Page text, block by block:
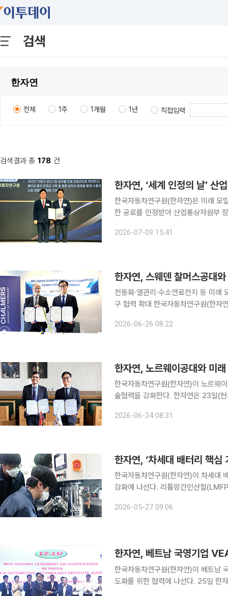
검색
전체 1주 1개월 1년 직접입력
검색결과 총 178 건
한국자동차연구원(한자연)은 미래 모
한 공로를 인정받아 산업통상자원부 장관 표창을
인정의 날은 산업통상자원부 국가기
2026-07-09 15:41
한자연, 스웨덴 찰머스공대
전동화·열관리·수소연료전지 등 미
구 협력 확대 한국자동차연구원(한자연)이 스웨덴 찰머스공과대학교와 미래 모빌리티 핵심기술 공
전지, 열관리 등 차세대 친환경차 핵
2026-06-26 08:22
한자연, 노르웨이공대와 미
한국자동차연구원(한자연)이 노르웨
술협력을 강화한다. 한자연은 23일(현지시간) 노르웨이 트론헤임 소재 노르웨이공대에서 진종욱 원
했다고 밝혔다. 노르웨이공
2026-06-24 08:31
한자연, ‘차세대 배터리 핵
한국자동차연구원(한자연)이 차세대
강화에 나선다. 리튬망간인산철
배터리 전극 전문기업 JR에너지솔루
2026-05-27 09:06
한국자동차연구원(한자연)이 베트남
도화를 위한 협력에 나선다. 25일 한자연은 진종욱 한자연 원장과 응우옌 반 하이 VEAM MOTOR